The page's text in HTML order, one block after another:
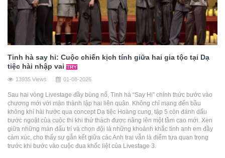
Tinh hà say hi: Cuộc chiến kịch tính giữa hai gia tộc tại Dạ
tiệc hài nhập vai
13935 Views 01-08-2026
Sau hai vòng Livestage đầy bùng nổ, Tinh hà “Say Hi” chính thức bước vào
chương mới với màn thành lập hai liên quân. Không chỉ mang đến bầu
không khí hài hước qua concept Dạ tiệc Hoàng cung, tập 5 còn đánh dấu
bước ngoặt của cuộc thi khi thử thách được nâng lên một tầm cao mới. Xen
giữa những màn đấu trí và chọn đội là những khoảnh khắc tình anh em đầy
cảm xúc, cho thấy sự gắn kết giữa các Anh trai vẫn là điểm tựa quan trọng
trước khi bước vào cuộc đua khốc liệt của Livestage 3.